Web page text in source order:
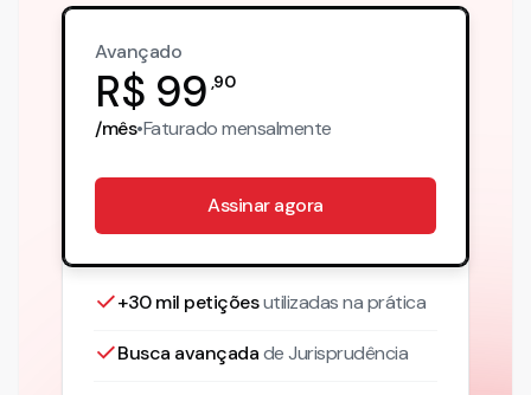
Avançado
R$ 99 ,90
/mês•Faturadomensalmente
Assinar agora
+30 mil petiçõesutilizadas na prática
Busca avançadade Jurisprudência